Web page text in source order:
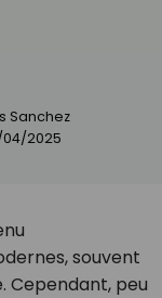
Sanchez
04/2025
souvent
Cependant, peu